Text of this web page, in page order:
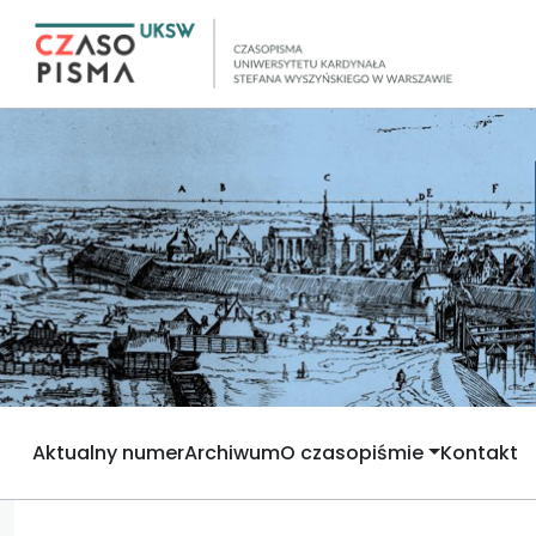
Aktualny numerArchiwumO czasopiśmie Kontakt